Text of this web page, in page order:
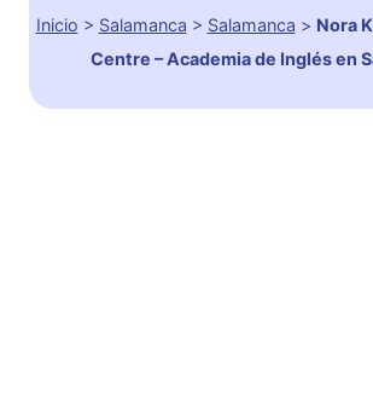
Inicio > Salamanca > Salamanca > Nora
Centre – Academia de Inglés en